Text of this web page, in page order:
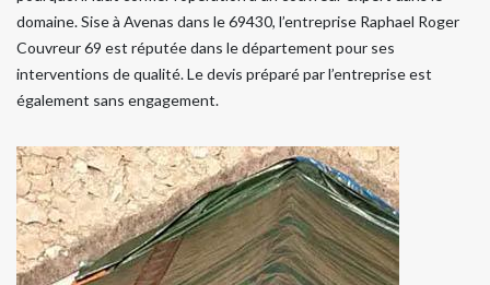
domaine. Sise à Avenas dans le 69430, l’entreprise Raphael Roger
Couvreur 69 est réputée dans le département pour ses
interventions de qualité. Le devis préparé par l’entreprise est
également sans engagement.